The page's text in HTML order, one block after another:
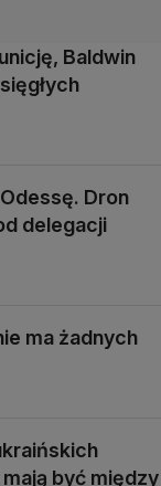
Baldwin
Dron
delegacji
ma żadnych
być między